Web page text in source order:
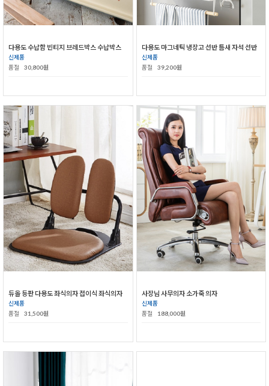
다용도 수납함 빈티지 브레드박스 수납박스
신제품
품절
30,800원
다용도 마그네틱 냉장고 선반 틈새 자석 선반
신제품
품절
39,200원
듀올 등판 다용도 좌식의자 접이식 좌식의자
신제품
품절
31,500원
사장님 사무의자 소가죽 의자
신제품
품절
188,000원